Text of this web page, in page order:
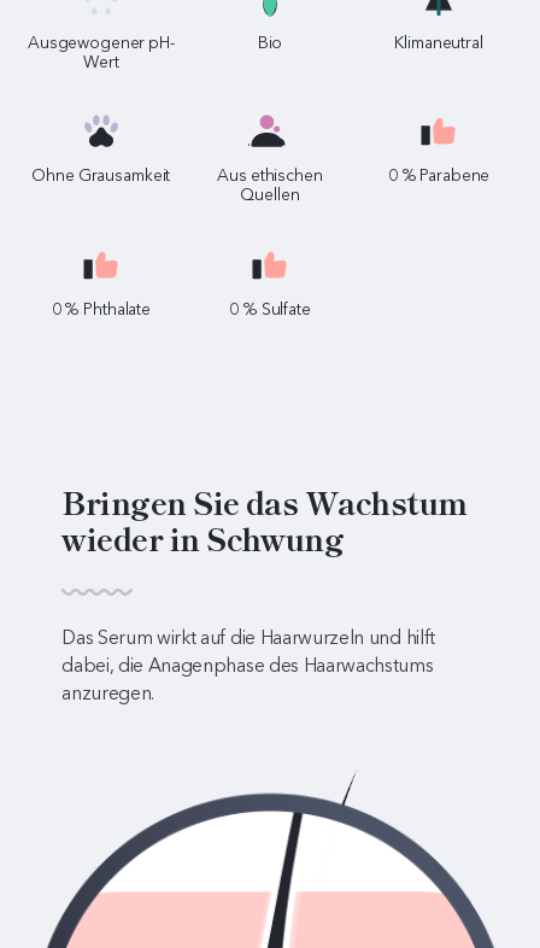
Ausgewogener pH-
Wert
Bio Klimaneutral
Ohne Grausamkeit
Aus ethischen
Quellen
0 % Parabene
0 % Phthalate 0 % Sulfate
Bringen Sie das Wachstum
wieder in Schwung
Das Serum wirkt auf die Haarwurzeln und hilft
dabei, die Anagenphase des Haarwachstums
anzuregen.